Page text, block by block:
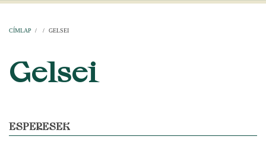
navigation
CÍMLAP / / GELSEI
Gelsei
ESPERESEK